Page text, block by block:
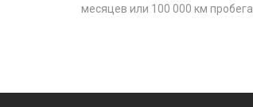
месяцев или 100 000 км пробега